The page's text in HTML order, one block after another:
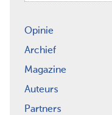
Opinie
Archief
Magazine
Auteurs
Partners